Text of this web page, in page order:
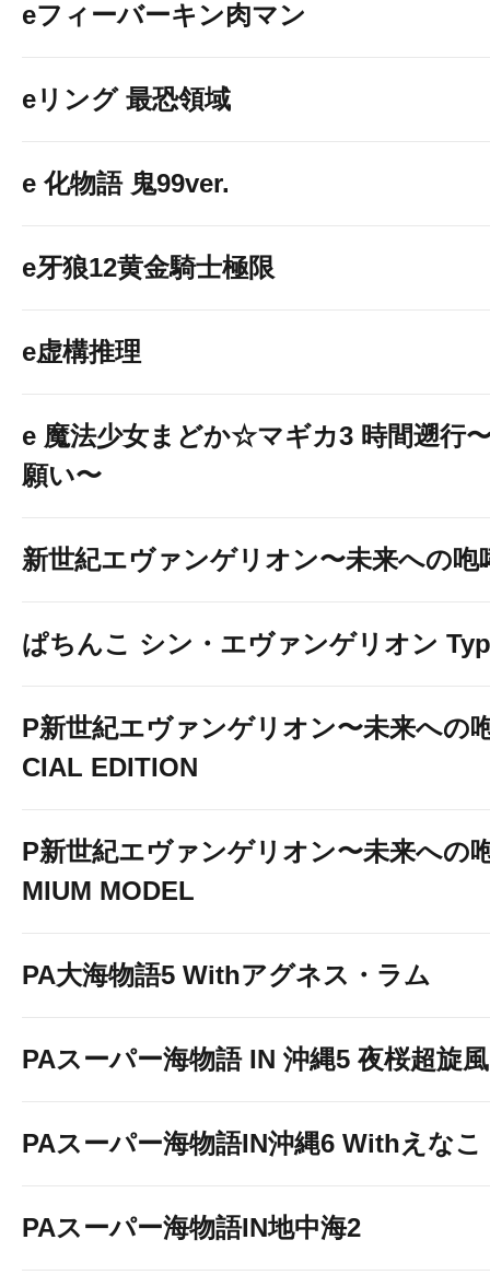
eフィーバーキン肉マン
eリング 最恐領域
e 化物語 鬼99ver.
e牙狼12黄金騎士極限
e虚構推理
e 魔法少女まどか☆マギカ3 時間遡行
願い〜
新世紀エヴァンゲリオン〜未来への咆
ぱちんこ シン・エヴァンゲリオン
P新世紀エヴァンゲリオン〜未来への
CIAL EDITION
P新世紀エヴァンゲリオン〜未来への
MIUM MODEL
PA大海物語5 Withアグネス・ラム
PAスーパー海物語 IN 沖縄5 夜桜超旋
PAスーパー海物語IN沖縄6 Withえなこ
PAスーパー海物語IN地中海2